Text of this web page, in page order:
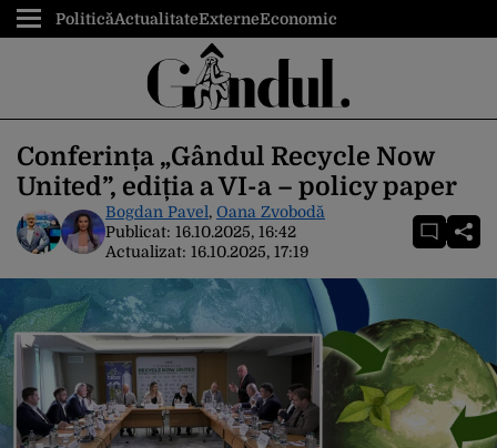
PoliticăActualitateExterneEconomic
Conferința „Gândul Recycle Now
United”, ediția a VI-a – policy paper
Bogdan Pavel, Oana Zvobodă
Publicat: 16.10.2025, 16:42
Actualizat: 16.10.2025, 17:19